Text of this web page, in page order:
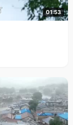
01:53